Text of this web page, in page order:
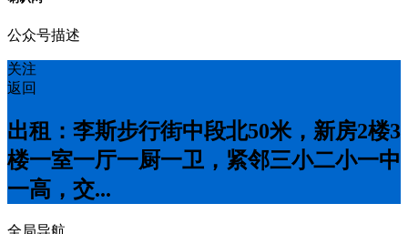
公众号描述
关注
返回
出租：李斯步行街中段北50米，新房2楼3
楼一室一厅一厨一卫，紧邻三小二小一中
一高，交...